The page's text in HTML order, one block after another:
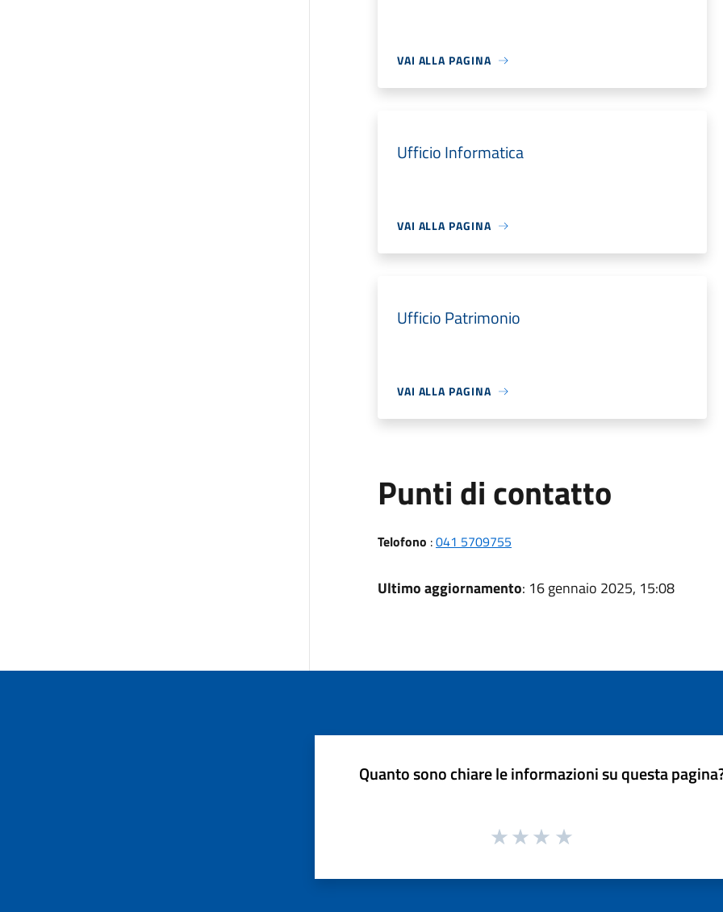
VAI ALLA PAGINA
Ufficio Informatica
VAI ALLA PAGINA
Ufficio Patrimonio
VAI ALLA PAGINA
Punti di contatto
Telofono :041 5709755
Ultimo aggiornamento: 16 gennaio 2025, 15:08
Quanto sono chiare le informazioni su questa